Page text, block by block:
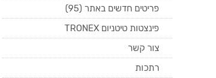
פריטים חדשים באתר (95)
פינצטות טיטניום TRONEX
צור קשר
רתכות